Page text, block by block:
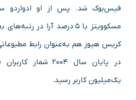
مسکوویتز با ۵ درصد آرا در
کریس هیوز هم به‌عنوان رابط
در پایان سال ۲۰۰۴
یک‌میلیون کاربر رسید.